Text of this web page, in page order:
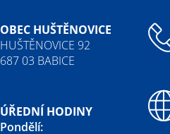
OBEC HUŠTĚNOVICE
HUŠTĚNOVICE 92
687 03 BABICE
ÚŘEDNÍ HODINY
Pondělí: